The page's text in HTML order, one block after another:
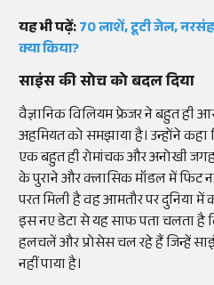
यह भी पढ़ें:70 लाशें, टूटी जेल,
क्या किया?
साइंस की सोच को बदल दिया
वैज्ञानिक विलियम फ्रेजर ने बहुत ही
अहमियत को समझाया है। उन्होंने कहा
एक बहुत ही रोमांचक और अनोखी
के पुराने और क्लासिक मॉडल में फिट
परत मिली है वह आमतौर पर दुनिया
इस नए डेटा से यह साफ पता चलता है
हलचलें और प्रोसेस चल रहे हैं जिन्हें
नहीं पाया है।